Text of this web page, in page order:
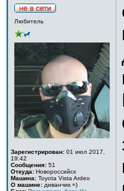
Любитель
Зарегистрирован: 01 июл 2017,
19:42
Сообщения: 51
Откуда: Новороссийск
Машина: Toyota Vista Ardeo
О машине: диванчик =)